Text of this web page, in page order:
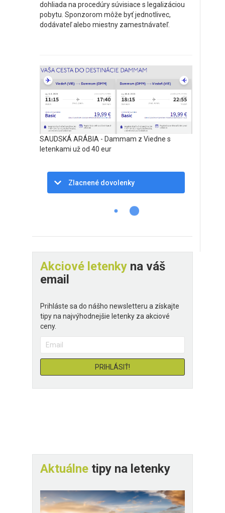
dohliada na procedúry súvisiace s legalizáciou
pobytu. Sponzorom môže byť jednotlivec,
dodávateľ alebo miestny zamestnávateľ.
SAUDSKÁ ARÁBIA - Dammam z Viedne s
letenkami už od 40 eur
Zlacnené dovolenky
Akciové letenky na váš
email
Prihláste sa do nášho newsletteru a získajte
tipy na najvýhodnejšie letenky za akciové
ceny.
Aktuálne tipy na letenky